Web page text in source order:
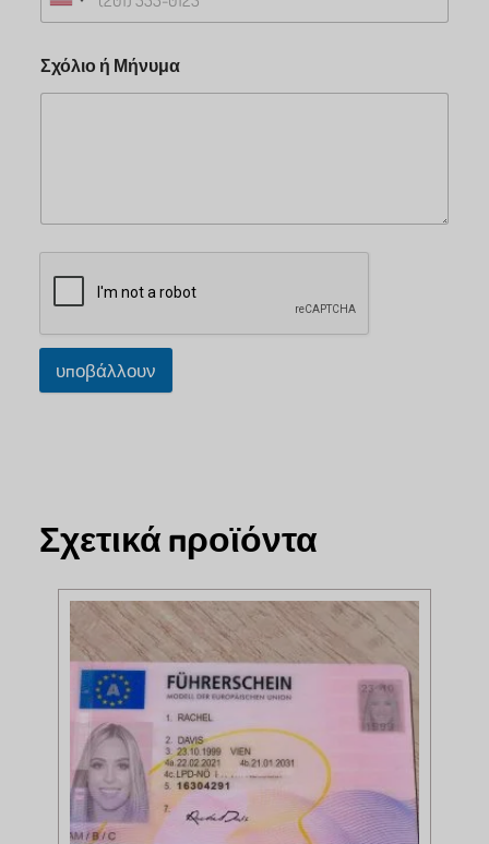
Σχόλιο ή Μήνυμα
υποβάλλουν
Σχετικά προϊόντα